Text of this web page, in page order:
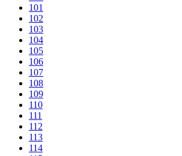
101
102
103
104
105
106
107
108
109
110
111
112
113
114